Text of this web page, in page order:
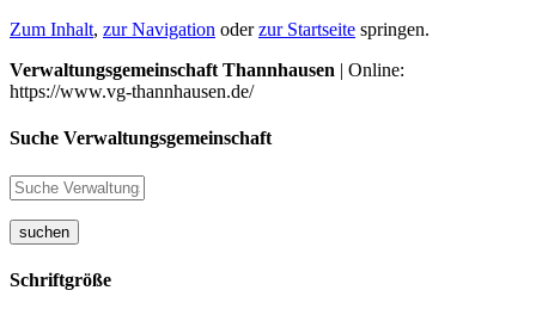
Zum Inhalt, zur Navigation oderzur Startseite springen.
Verwaltungsgemeinschaft Thannhausen | Online:
https://www.vg-thannhausen.de/
Suche Verwaltungsgemeinschaft
suchen
Schriftgröße